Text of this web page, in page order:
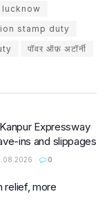
stamp duty
पॉवर ऑफ़ अटॉर्नी
Expressway
ins and slippages
0
relief, more